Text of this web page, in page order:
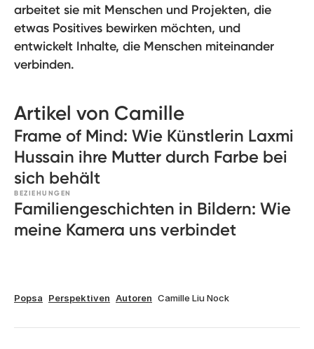
arbeitet sie mit Menschen und Projekten, die
etwas Positives bewirken möchten, und
entwickelt Inhalte, die Menschen miteinander
verbinden.
Artikel von Camille
Frame of Mind: Wie Künstlerin Laxmi
Hussain ihre Mutter durch Farbe bei
sich behält
BEZIEHUNGEN
Familiengeschichten in Bildern: Wie
meine Kamera uns verbindet
Popsa Perspektiven Autoren Camille Liu Nock